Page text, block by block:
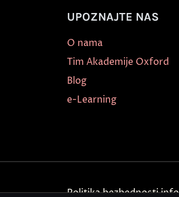
UPOZNAJTE NAS
O nama
Tim Akademije Oxford
Blog
e-Learning
Politika bezbednosti